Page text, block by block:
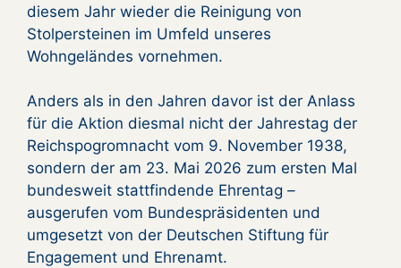
diesem Jahr wieder die Reinigung von
Stolpersteinen im Umfeld unseres
Wohngeländes vornehmen.
Anders als in den Jahren davor ist der Anlass
für die Aktion diesmal nicht der Jahrestag der
Reichspogromnacht vom 9. November 1938,
sondern der am 23. Mai 2026 zum ersten Mal
bundesweit stattfindende Ehrentag –
ausgerufen vom Bundespräsidenten und
umgesetzt von der Deutschen Stiftung für
Engagement und Ehrenamt.